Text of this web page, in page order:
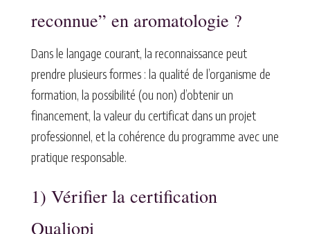
reconnue” en aromatologie ?
Dans le langage courant, la reconnaissance peut
prendre plusieurs formes : la qualité de l’organisme de
formation, la possibilité (ou non) d’obtenir un
financement, la valeur du certificat dans un projet
professionnel, et la cohérence du programme avec une
pratique responsable.
1) Vérifier la certification
Qualiopi